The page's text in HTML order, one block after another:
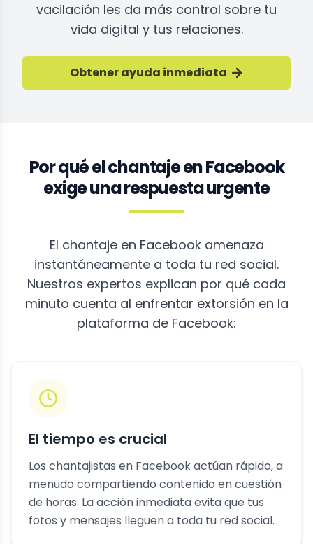
vacilación les da más control sobre tu
vida digital y tus relaciones.
Obtener ayuda inmediata
Por qué el chantaje en Facebook
exige una respuesta urgente
El chantaje en Facebook amenaza
instantáneamente a toda tu red social.
Nuestros expertos explican por qué cada
minuto cuenta al enfrentar extorsión en la
plataforma de Facebook:
El tiempo es crucial
Los chantajistas en Facebook actúan rápido, a
menudo compartiendo contenido en cuestión
de horas. La acción inmediata evita que tus
fotos y mensajes lleguen a toda tu red social.